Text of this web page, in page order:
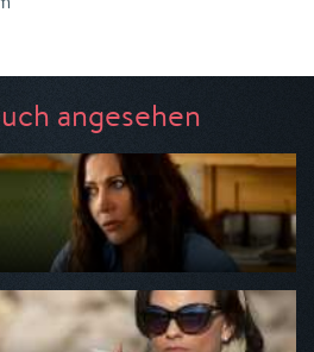
angesehen